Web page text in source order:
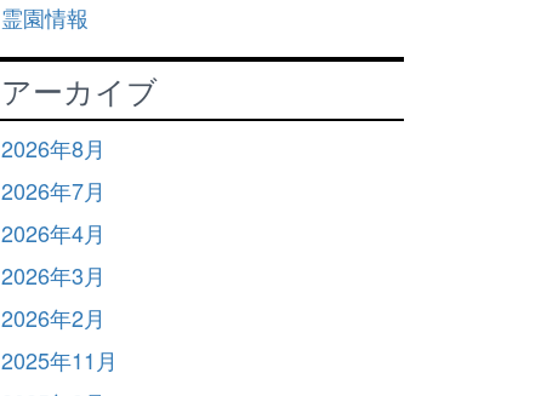
霊園情報
アーカイブ
2026年8月
2026年7月
2026年4月
2026年3月
2026年2月
2025年11月